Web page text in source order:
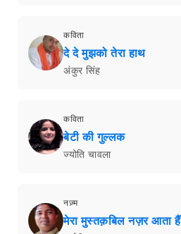
कविता
दे दे मुझको तेरा हाथ
अंकुर सिंह
कविता
बेटी की गुल्लक
ज्योति चावला
नज़्म
मेरा मुस्तक़बिल नज़र आता हैं